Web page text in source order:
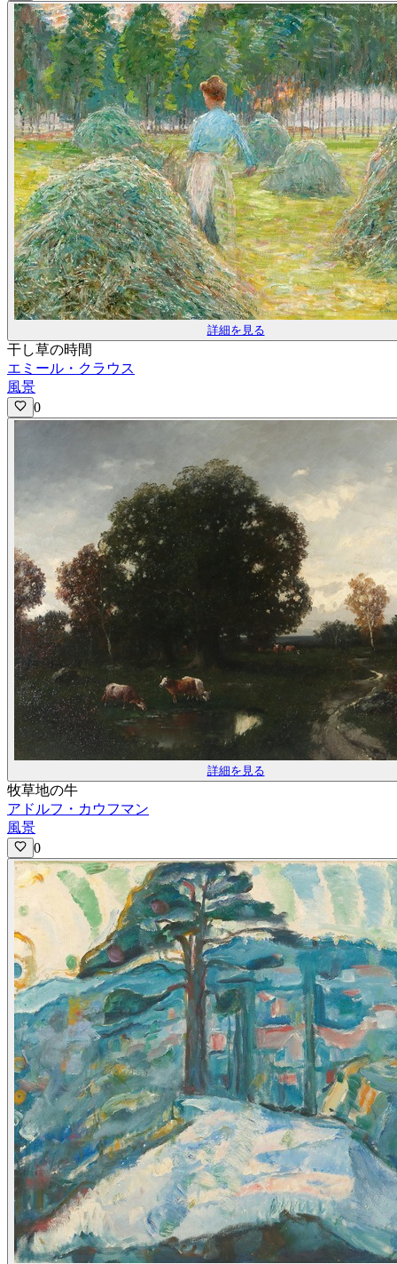
詳細を見る
干し草の時間
エミール・クラウス
風景
0
詳細を見る
牧草地の牛
アドルフ・カウフマン
風景
0